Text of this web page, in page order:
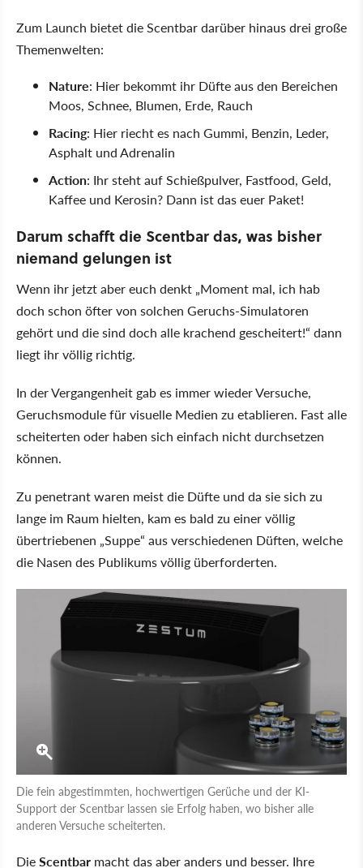
Zum Launch bietet die Scentbar darüber hinaus drei große
Themenwelten:
Nature: Hier bekommt ihr Düfte aus den Bereichen
Moos, Schnee, Blumen, Erde, Rauch
Racing: Hier riecht es nach Gummi, Benzin, Leder,
Asphalt und Adrenalin
Action: Ihr steht auf Schießpulver, Fastfood, Geld,
Kaffee und Kerosin? Dann ist das euer Paket!
Darum schafft die Scentbar das, was bisher
niemand gelungen ist
Wenn ihr jetzt aber euch denkt „Moment mal, ich hab
doch schon öfter von solchen Geruchs-Simulatoren
gehört und die sind doch alle krachend gescheitert!“ dann
liegt ihr völlig richtig.
In der Vergangenheit gab es immer wieder Versuche,
Geruchsmodule für visuelle Medien zu etablieren. Fast alle
scheiterten oder haben sich einfach nicht durchsetzen
können.
Zu penetrant waren meist die Düfte und da sie sich zu
lange im Raum hielten, kam es bald zu einer völlig
übertriebenen „Suppe“ aus verschiedenen Düften, welche
die Nasen des Publikums völlig überforderten.
Die fein abgestimmten, hochwertigen Gerüche und der KI-
Support der Scentbar lassen sie Erfolg haben, wo bisher alle
anderen Versuche scheiterten.
DieScentbar macht das aber anders und besser. Ihre